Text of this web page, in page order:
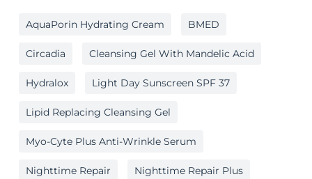
AquaPorin Hydrating Cream BMED
Circadia Cleansing Gel With Mandelic Acid
Hydralox Light Day Sunscreen SPF 37
Lipid Replacing Cleansing Gel
Myo-Cyte Plus Anti-Wrinkle Serum
Nighttime Repair Nighttime Repair Plus